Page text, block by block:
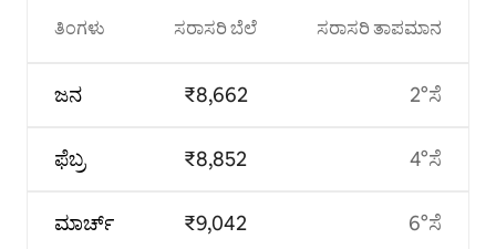
ತಿಂಗಳು
ಜನ
ಫೆಬ್ರ
ಮಾರ್ಚ್
ಸರಾಸರಿ ಬೆಲೆ
₹8,662
₹8,852
₹9,042
ಸರಾಸರಿ ತಾಪಮಾನ
2°ಸೆ
4°ಸೆ
6°ಸೆ